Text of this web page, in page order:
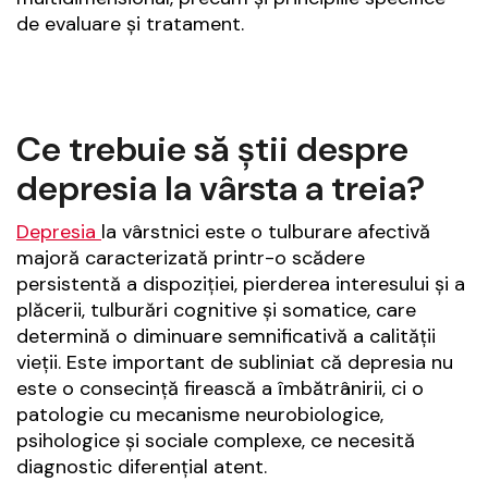
de evaluare și tratament.
Ce trebuie să știi despre
depresia la vârsta a treia?
Depresia la vârstnici este o tulburare afectivă
majoră caracterizată printr-o scădere
persistentă a dispoziției, pierderea interesului și a
plăcerii, tulburări cognitive și somatice, care
determină o diminuare semnificativă a calității
vieții. Este important de subliniat că depresia nu
este o consecință firească a îmbătrânirii, ci o
patologie cu mecanisme neurobiologice,
psihologice și sociale complexe, ce necesită
diagnostic diferențial atent.